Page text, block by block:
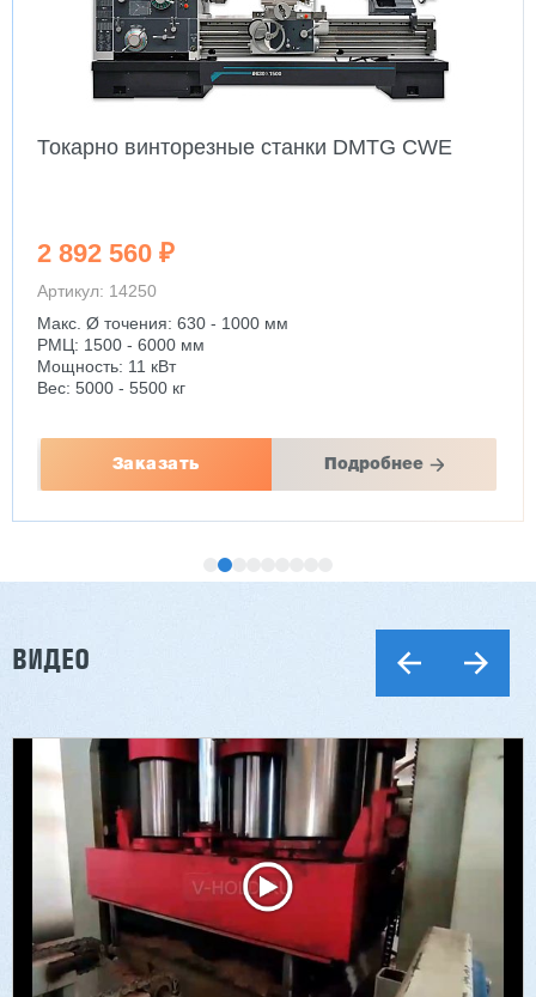
Токарно винторезные станки DMTG CWE
2 892 560 ₽
Артикул: 14250
Макс. Ø точения: 630 - 1000 мм
РМЦ: 1500 - 6000 мм
Мощность: 11 кВт
Вес: 5000 - 5500 кг
Заказать Подробнее
Двухсторонний шипорез MX6015
2 832 000 ₽
3 176 000 ₽
Артикул: 2497
Длина заготовки: 400-1500 мм
Макс. ширина заготовки: 580 мм
ВИДЕО